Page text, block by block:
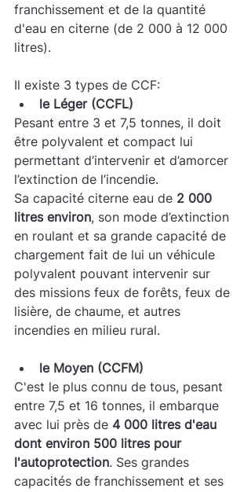
franchissement et de la quantité
d'eau en citerne (de 2 000 à 12 000
litres).
Il existe 3 types de CCF:
le Léger (CCFL)
Pesant entre 3 et 7,5 tonnes, il doit
être polyvalent et compact lui
permettant d’intervenir et d’amorcer
l’extinction de l’incendie.
Sa capacité citerne eau de 2 000
litres environ, son mode d’extinction
en roulant et sa grande capacité de
chargement fait de lui un véhicule
polyvalent pouvant intervenir sur
des missions feux de forêts, feux de
lisière, de chaume, et autres
incendies en milieu rural.
le Moyen (CCFM)
C'est le plus connu de tous, pesant
entre 7,5 et 16 tonnes, il embarque
avec lui près de 4 000 litres d'eau
dont environ 500 litres pour
l'autoprotection. Ses grandes
capacités de franchissement et ses